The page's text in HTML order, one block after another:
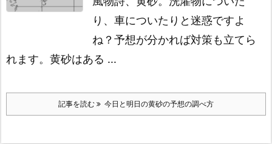
り、車についたりと迷惑ですよ
ね？予想が分かれば対策も立てら
れます。 黄砂はある ...
記事を読む 今日と明日の黄砂の予想の調べ方